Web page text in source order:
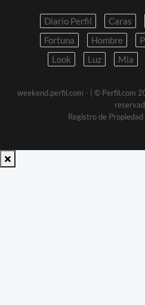
Diario Perfil Caras
Fortuna
Hombre
Look
Luz Mia
weekend.perfil.com -
| © Perfil.com
Registro de